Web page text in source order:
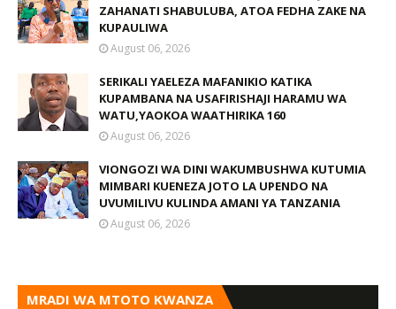
ZAHANATI SHABULUBA, ATOA FEDHA ZAKE NA
KUPAULIWA
August 06, 2026
SERIKALI YAELEZA MAFANIKIO KATIKA
KUPAMBANA NA USAFIRISHAJI HARAMU WA
WATU,YAOKOA WAATHIRIKA 160
August 06, 2026
VIONGOZI WA DINI WAKUMBUSHWA KUTUMIA
MIMBARI KUENEZA JOTO LA UPENDO NA
UVUMILIVU KULINDA AMANI YA TANZANIA
August 06, 2026
MRADI WA MTOTO KWANZA